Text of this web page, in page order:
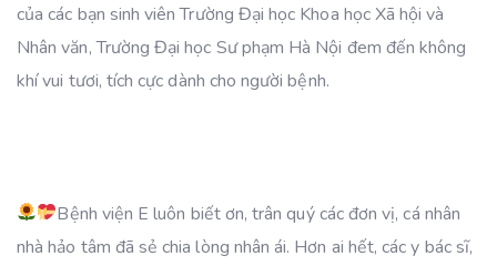
của các bạn sinh viên Trường Đại học Khoa học Xã hội và
Nhân văn, Trường Đại học Sư phạm Hà Nội đem đến không
khí vui tươi, tích cực dành cho người bệnh.
Bệnh viện E luôn biết ơn, trân quý các đơn vị, cá nhân
nhà hảo tâm đã sẻ chia lòng nhân ái. Hơn ai hết, các y bác sĩ,